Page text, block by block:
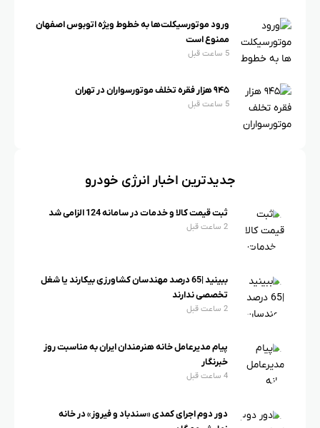
ورود موتورسیکلت‌ها به خطوط ویژه اتوبوس اصفهان
ممنوع است
5 ساعت قبل
جدیدترین اخبار انرژی خودرو
ثبت قیمت کالا و خدمات در سامانه 124 الزامی شد
ببینید |65 درصد مهندسان کشاورزی بیکارند یا شغل
تخصصی ندارند
پیام مدیرعامل خانه هنرمندان ایران به مناسبت روز
خبرنگار
دور دوم اجرای کمدی «سندباد و فیروز» در خانه